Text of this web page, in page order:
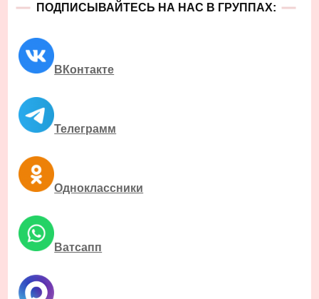
ПОДПИСЫВАЙТЕСЬ НА НАС В ГРУППАХ:
ВКонтакте
Телеграмм
Одноклассники
Ватсапп